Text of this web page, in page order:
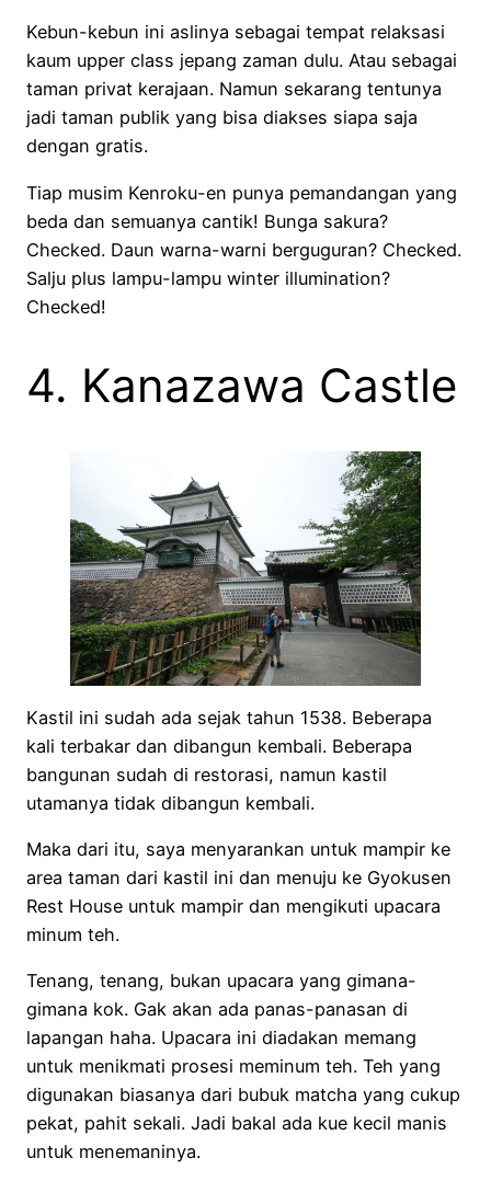
Kebun-kebun ini aslinya sebagai tempat relaksasi
kaum upper class jepang zaman dulu. Atau sebagai
taman privat kerajaan. Namun sekarang tentunya
jadi taman publik yang bisa diakses siapa saja
dengan gratis.
Tiap musim Kenroku-en punya pemandangan yang
beda dan semuanya cantik! Bunga sakura?
Checked. Daun warna-warni berguguran? Checked.
Salju plus lampu-lampu winter illumination?
Checked!
4. Kanazawa Castle
Kastil ini sudah ada sejak tahun 1538. Beberapa
kali terbakar dan dibangun kembali. Beberapa
bangunan sudah di restorasi, namun kastil
utamanya tidak dibangun kembali.
Maka dari itu, saya menyarankan untuk mampir ke
area taman dari kastil ini dan menuju ke Gyokusen
Rest House untuk mampir dan mengikuti upacara
minum teh.
Tenang, tenang, bukan upacara yang gimana-
gimana kok. Gak akan ada panas-panasan di
lapangan haha. Upacara ini diadakan memang
untuk menikmati prosesi meminum teh. Teh yang
digunakan biasanya dari bubuk matcha yang cukup
pekat, pahit sekali. Jadi bakal ada kue kecil manis
untuk menemaninya.